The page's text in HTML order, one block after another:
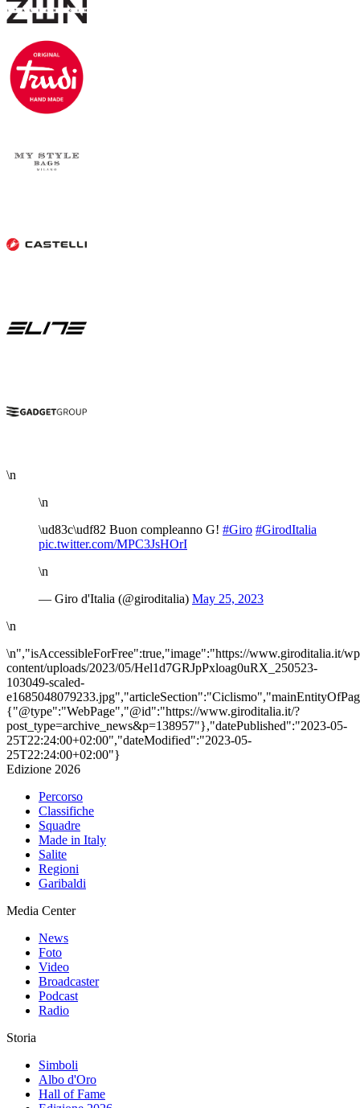
\n
\n
\ud83c\udf82 Buon compleanno G! #Giro #GirodItalia
pic.twitter.com/MPC3JsHOrI
\n
— Giro d'Italia (@giroditalia) May 25, 2023
\n
\n","isAccessibleForFree":true,"image":"https://www.giroditalia.it/
content/uploads/2023/05/Hel1d7GRJpPxloag0uRX_250523-
103049-scaled-
{"@type":"WebPage","@id":"https://www.giroditalia.it/?
post_type=archive_news&p=138957"},"datePublished":"2023-05-
25T22:24:00+02:00","dateModified":"2023-05-
25T22:24:00+02:00"}
Edizione 2026
Percorso
Classifiche
Squadre
Made in Italy
Salite
Regioni
Garibaldi
Media Center
News
Foto
Video
Broadcaster
Podcast
Radio
Storia
Simboli
Albo d'Oro
Hall of Fame